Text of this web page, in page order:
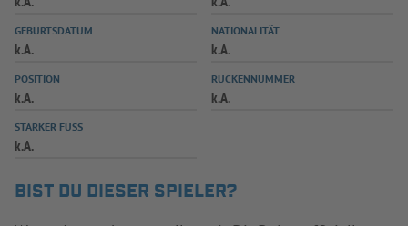
SPIELPLUS
GEBURTSDATUM
k.A.
NATIONALITÄT
k.A.
POSITION
k.A.
RÜCKENNUMMER
k.A.
STARKER FUSS
k.A.
BIST DU DIESER SPIELER?